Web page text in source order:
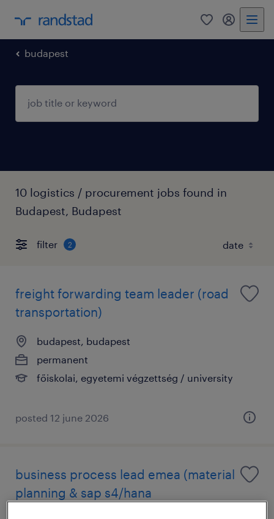
0 my
budapest
10 logistics / procurement jobs found in
Budapest, Budapest
filter 2
freight forwarding team leader (road
transportation)
budapest, budapest
permanent
főiskolai, egyetemi végzettség / university
posted 12 june 2026
business process lead emea (material
planning & sap s4/hana